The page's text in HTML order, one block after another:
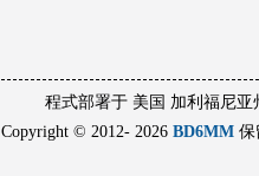
程式部署于 美国 加利福尼亚
Copyright © 2012- 2026 BD6MM 保